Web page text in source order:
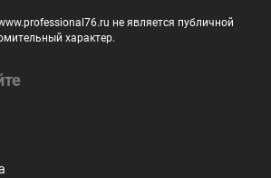
не является публичной
характер.